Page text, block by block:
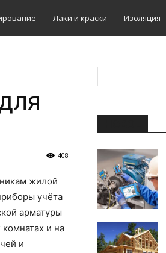
Лаки и краски Изоляция
408
жилой
учёта
арматуры
и на
и